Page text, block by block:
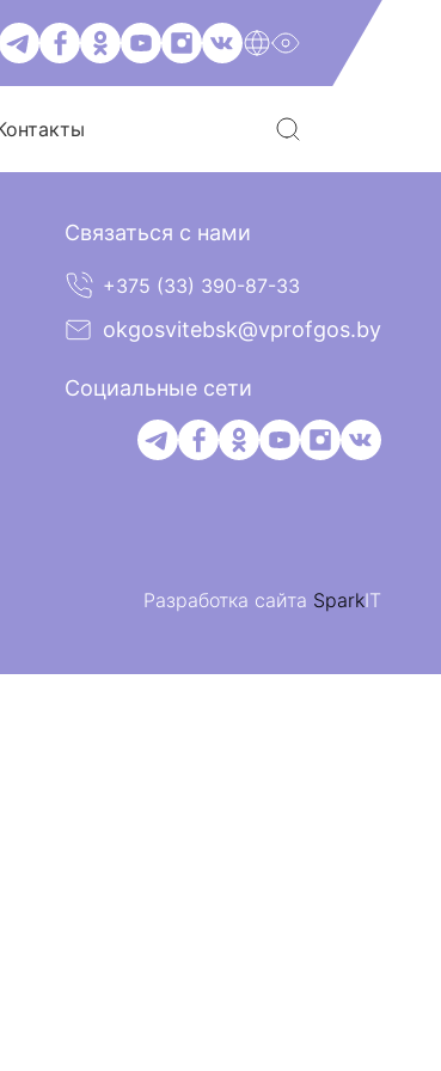
Связаться с нами
+375 (33) 390-87-33
okgosvitebsk@vprofgos.by
Социальные сети
Разработка сайта SparkIT